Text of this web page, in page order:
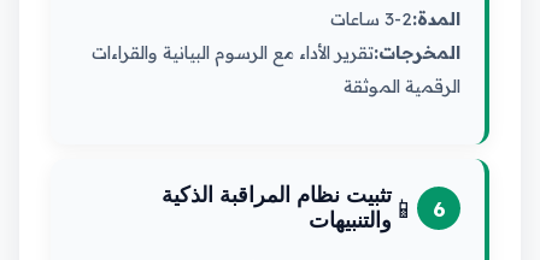
المدة:2-3 ساعات
المخرجات:تقرير الأداء مع الرسوم البيانية والقراءات
الرقمية الموثقة
6
📱 تثبيت نظام المراقبة الذكية
والتنبيهات